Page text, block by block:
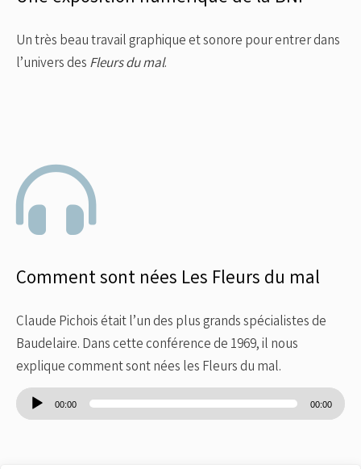
Un très beau travail graphique et sonore pour entrer dans
l’univers des Fleurs du mal.
Comment sont nées Les Fleurs du mal
Claude Pichois était l’un des plus grands spécialistes de
Baudelaire. Dans cette conférence de 1969, il nous
explique comment sont nées les Fleurs du mal.
Lecteur
audio
00:00 00:00